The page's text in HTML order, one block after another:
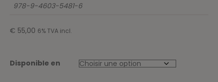
978-9-4603-5481-6
€ 55,00 6% TVA incl.
Disponible en